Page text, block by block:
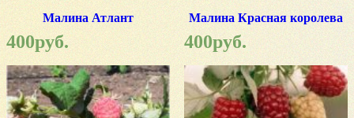
Малина Атлант
400руб.
Малина Красная королева
400руб.